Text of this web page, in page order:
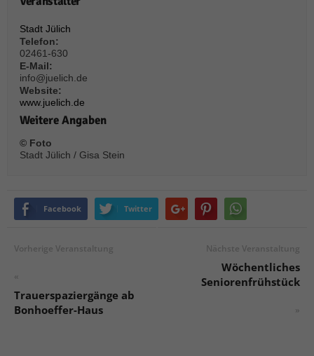
Stadt Jülich
Telefon:
02461-630
E-Mail:
info@juelich.de
Website:
www.juelich.de
Weitere Angaben
© Foto
Stadt Jülich / Gisa Stein
Facebook Twitter
Vorherige Veranstaltung
«
Trauerspaziergänge ab
Bonhoeffer-Haus
Nächste Veranstaltung
Wöchentliches
Seniorenfrühstück
»
Externe Medien (6)
Inhalte von Videoplattformen und Social-Media-Plattformen werden
standardmäßig blockiert. Wenn Cookies von externen Medien akzeptiert
werden, bedarf der Zugriff auf diese Inhalte keiner manuellen Einwilligung
mehr.
powered by Borlabs Cookie